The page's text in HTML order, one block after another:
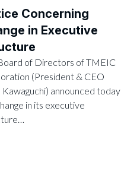
Concerning
in Executive
of Directors of TMEIC
(President & CEO
Kawaguchi) announced today
in its executive